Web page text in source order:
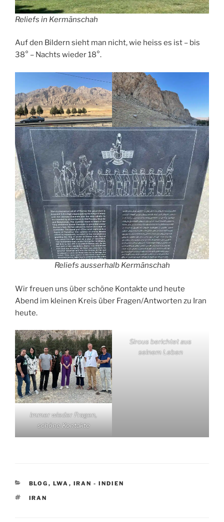
Reliefs in Kermānschah
Auf den Bildern sieht man nicht, wie heiss es ist – bis
38° – Nachts wieder 18°.
Reliefs ausserhalb Kermānschah
Wir freuen uns über schöne Kontakte und heute
Abend im kleinen Kreis über Fragen/Antworten zu Iran
heute.
immer wieder Fragen,
schöne Kontakte
Sirous berichtet aus
seinem Leben
KATEGORIEN
BLOG , LWA , IRAN - INDIEN
SCHLAGWÖRTER
IRAN